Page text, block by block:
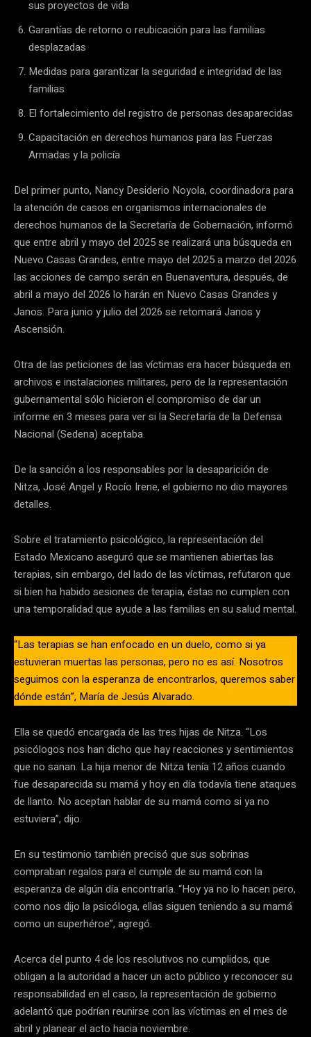
sus proyectos de vida
Garantías de retorno o reubicación para las familias
desplazadas
Medidas para garantizar la seguridad e integridad de las
familias
El fortalecimiento del registro de personas desaparecidas
Capacitación en derechos humanos para las Fuerzas
Armadas y la policía
Del primer punto, Nancy Desiderio Noyola, coordinadora para
la atención de casos en organismos internacionales de
derechos humanos de la Secretaría de Gobernación, informó
que entre abril y mayo del 2025 se realizará una búsqueda en
Nuevo Casas Grandes, entre mayo del 2025 a marzo del 2026
las acciones de campo serán en Buenaventura, después, de
abril a mayo del 2026 lo harán en Nuevo Casas Grandes y
Janos. Para junio y julio del 2026 se retomará Janos y
Ascensión.
Otra de las peticiones de las víctimas era hacer búsqueda en
archivos e instalaciones militares, pero de la representación
gubernamental sólo hicieron el compromiso de dar un
informe en 3 meses para ver si la Secretaría de la Defensa
Nacional (Sedena) aceptaba.
De la sanción a los responsables por la desaparición de
Nitza, José Angel y Rocío Irene, el gobierno no dio mayores
detalles.
Sobre el tratamiento psicológico, la representación del
Estado Mexicano aseguró que se mantienen abiertas las
terapias, sin embargo, del lado de las víctimas, refutaron que
si bien ha habido sesiones de terapia, éstas no cumplen con
una temporalidad que ayude a las familias en su salud mental.
“Las terapias se han enfocado en un duelo, como si ya
estuvieran muertas las personas, pero no es así. Nosotros
seguimos con la esperanza de encontrarlos, queremos saber
dónde están”, María de Jesús Alvarado.
Ella se quedó encargada de las tres hijas de Nitza. “Los
psicólogos nos han dicho que hay reacciones y sentimientos
que no sanan. La hija menor de Nitza tenía 12 años cuando
fue desaparecida su mamá y hoy en día todavía tiene ataques
de llanto. No aceptan hablar de su mamá como si ya no
estuviera”, dijo.
En su testimonio también precisó que sus sobrinas
compraban regalos para el cumple de su mamá con la
esperanza de algún día encontrarla. “Hoy ya no lo hacen pero,
como nos dijo la psicóloga, ellas siguen teniendo a su mamá
como un superhéroe”, agregó.
Acerca del punto 4 de los resolutivos no cumplidos, que
obligan a la autoridad a hacer un acto público y reconocer su
responsabilidad en el caso, la representación de gobierno
adelantó que podrían reunirse con las víctimas en el mes de
abril y planear el acto hacia noviembre.